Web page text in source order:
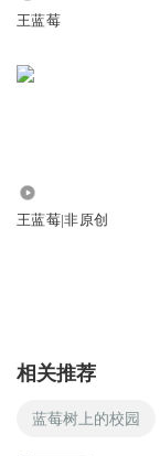
王蓝莓
王蓝莓|非原创
相关推荐
蓝莓树上的校园